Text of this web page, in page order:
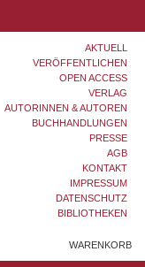
AKTUELL
VERÖFFENTLICHEN
OPEN ACCESS
VERLAG
AUTORINNEN & AUTOREN
BUCHHANDLUNGEN
PRESSE
AGB
KONTAKT
IMPRESSUM
DATENSCHUTZ
BIBLIOTHEKEN
WARENKORB